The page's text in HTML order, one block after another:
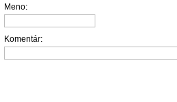
Meno:
Komentár: